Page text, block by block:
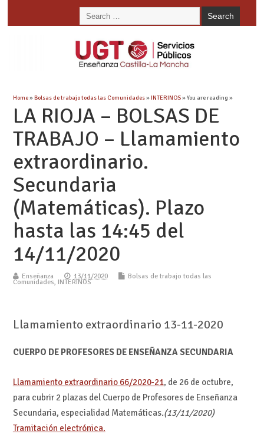
Home»Bolsas de trabajo todas las Comunidades»INTERINOS» You are reading »
LA RIOJA – BOLSAS DE
TRABAJO – Llamamiento
extraordinario.
Secundaria
(Matemáticas). Plazo
hasta las 14:45 del
14/11/2020
Enseñanza 13/11/2020 Bolsas de trabajo todas las
Comunidades, INTERINOS
Llamamiento extraordinario 13-11-2020
CUERPO DE PROFESORES DE ENSEÑANZA SECUNDARIA
Llamamiento extraordinario 66/2020-21, de 26 de octubre,
para cubrir 2 plazas del Cuerpo de Profesores de Enseñanza
Secundaria, especialidad Matemáticas.(13/11/2020)
Tramitación electrónica.